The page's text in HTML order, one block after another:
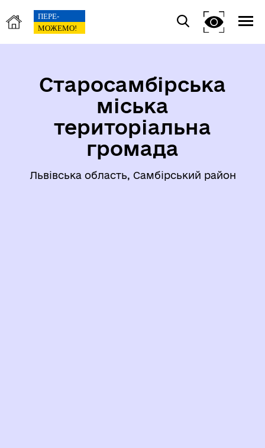
Старосамбірська
міська
територіальна
громада
Львівська область, Самбірський район